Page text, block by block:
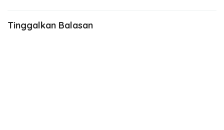
Tinggalkan Balasan